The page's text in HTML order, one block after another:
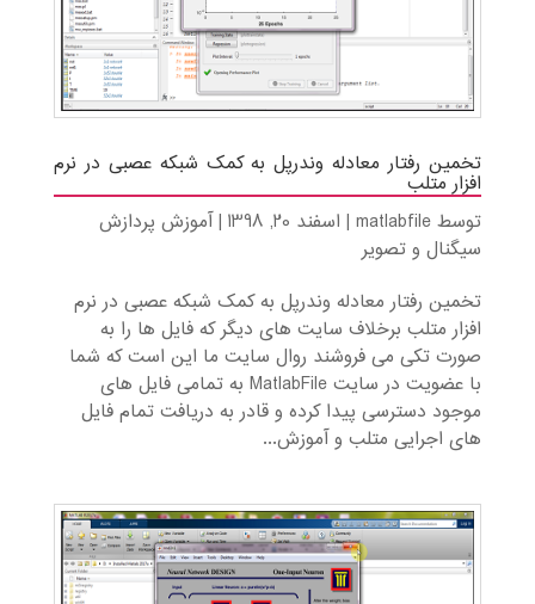
تخمین رفتار معادله وندرپل به کمک شبکه عصبی در نرم
افزار متلب
توسطmatlabfile
| اسفند 20, 1398 |آموزش پردازش
سیگنال و تصویر
تخمین رفتار معادله وندرپل به کمک شبکه عصبی در نرم
افزار متلب برخلاف سایت های دیگر که فایل ها را به
صورت تکی می فروشند روال سایت ما این است که شما
با عضویت در سایت MatlabFile به تمامی فایل های
موجود دسترسی پیدا کرده و قادر به دریافت تمام فایل
های اجرایی متلب و آموزش...